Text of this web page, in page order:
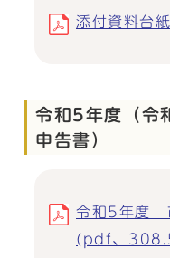
添付資料台
令和5年度（令
申告書）
令和5年度
(pdf、